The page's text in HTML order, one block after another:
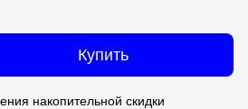
Купить
накопительной скидки